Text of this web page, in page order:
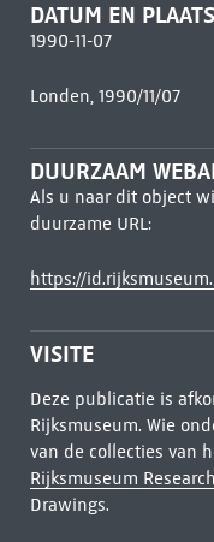
DATUM EN
1990-11-07
Londen, 1990/11/07
DUURZAAM
Als u naar dit object
duurzame URL:
https://
VISITE
Deze publicatie is
Rijksmuseum. Wie
van de collecties van
Rijksmuseum
Drawings.